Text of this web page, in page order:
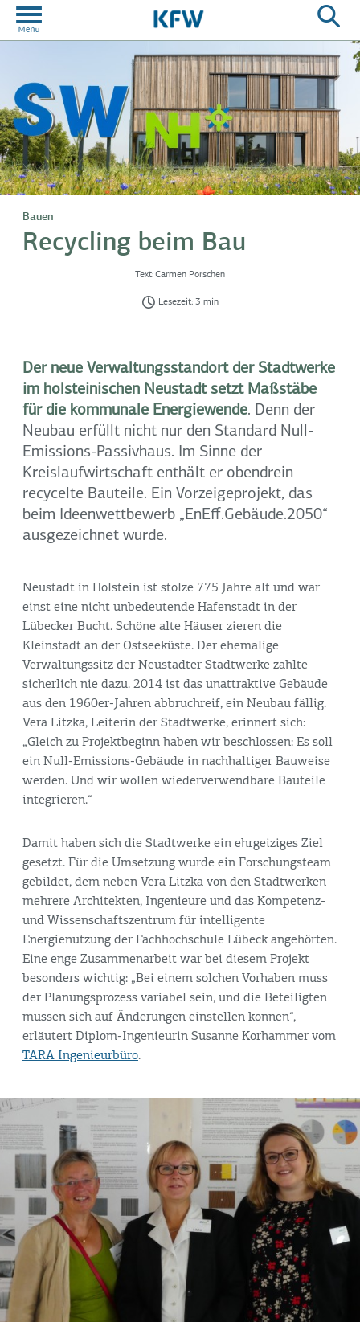
Bauen
Recycling beim Bau
Text:Carmen Porschen
Lesezeit: 3 min
Der neue Verwaltungsstandort der Stadtwerke
im holsteinischen Neustadt setzt Maßstäbe
für die kommunale Energiewende. Denn der
Neubau erfüllt nicht nur den Standard Null-
Emissions-Passivhaus. Im Sinne der
Kreislaufwirtschaft enthält er obendrein
recycelte Bauteile. Ein Vorzeigeprojekt, das
beim Ideenwettbewerb „EnEff.Gebäude.2050“
ausgezeichnet wurde.
Neustadt in Holstein ist stolze 775 Jahre alt und war
einst eine nicht unbedeutende Hafenstadt in der
Lübecker Bucht. Schöne alte Häuser zieren die
Kleinstadt an der Ostseeküste. Der ehemalige
Verwaltungssitz der Neustädter Stadtwerke zählte
sicherlich nie dazu. 2014 ist das unattraktive Gebäude
aus den 1960er-Jahren abbruchreif, ein Neubau fällig.
Vera Litzka, Leiterin der Stadtwerke, erinnert sich:
„Gleich zu Projektbeginn haben wir beschlossen: Es soll
ein Null-Emissions-Gebäude in nachhaltiger Bauweise
werden. Und wir wollen wiederverwendbare Bauteile
integrieren.“
Damit haben sich die Stadtwerke ein ehrgeiziges Ziel
gesetzt. Für die Umsetzung wurde ein Forschungsteam
gebildet, dem neben Vera Litzka von den Stadtwerken
mehrere Architekten, Ingenieure und das Kompetenz-
und Wissenschaftszentrum für intelligente
Energienutzung der Fachhochschule Lübeck angehörten.
Eine enge Zusammenarbeit war bei diesem Projekt
besonders wichtig: „Bei einem solchen Vorhaben muss
der Planungsprozess variabel sein, und die Beteiligten
müssen sich auf Änderungen einstellen können“,
erläutert Diplom-Ingenieurin Susanne Korhammer vom
TARA Ingenieurbüro.